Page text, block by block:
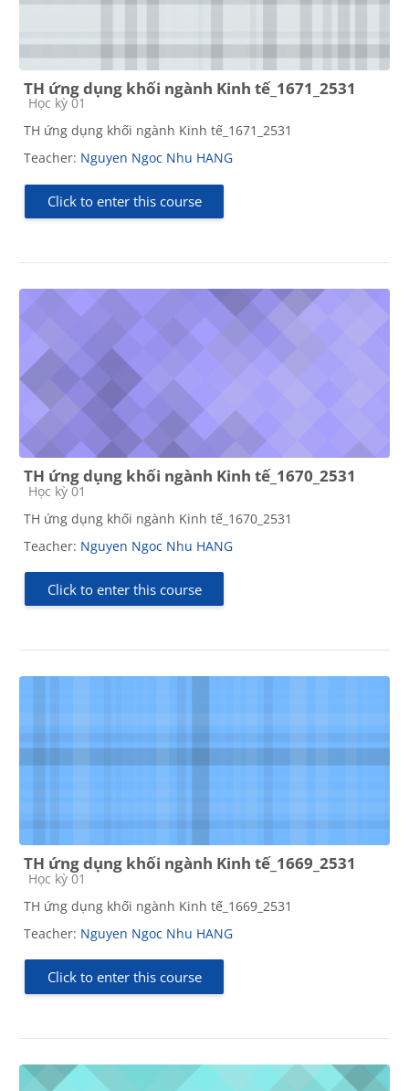
TH ứng dụng khối ngành Kinh tế_1671_2531
Course category
Học kỳ 01
TH ứng dụng khối ngành Kinh tế_1671_2531
Teacher: Nguyen Ngoc Nhu HANG
Click to enter this course
TH ứng dụng khối ngành Kinh tế_1670_2531
Course category
Học kỳ 01
TH ứng dụng khối ngành Kinh tế_1670_2531
Teacher: Nguyen Ngoc Nhu HANG
Click to enter this course
TH ứng dụng khối ngành Kinh tế_1669_2531
Course category
Học kỳ 01
TH ứng dụng khối ngành Kinh tế_1669_2531
Teacher: Nguyen Ngoc Nhu HANG
Click to enter this course